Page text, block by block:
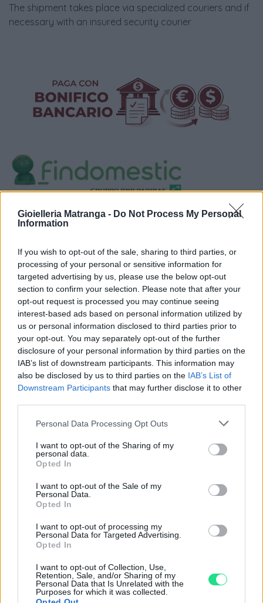
Gioielleria Matranga - Do Not Process My Personal
Information
If you wish to opt-out of the sale, sharing to third parties, or
processing of your personal or sensitive information for
targeted advertising by us, please use the below opt-out
section to confirm your selection. Please note that after your
opt-out request is processed you may continue seeing
interest-based ads based on personal information utilized by
us or personal information disclosed to third parties prior to
your opt-out. You may separately opt-out of the further
disclosure of your personal information by third parties on the
IAB’s list of downstream participants. This information may
also be disclosed by us to third parties on the IAB’s List of
Downstream Participants that may further disclose it to other
Please note that this website/app uses one or more Google
not limited to your visit or usage behaviour. You may click to
grant or deny consent to Google and its third-party tags to
use your data for below specified purposes in below Google
consent section.
Personal Data Processing Opt Outs
I want to opt-out of the Sharing of my
personal data.
Opted In
I want to opt-out of the Sale of my
Personal Data.
Opted In
I want to opt-out of processing my
Personal Data for Targeted Advertising.
Opted In
I want to opt-out of Collection, Use,
Retention, Sale, and/or Sharing of my
Personal Data that Is Unrelated with the
Purposes for which it was collected.
The shipment takes place via specialized couriers and if
necessary with an insured security courier
Visualizza proposte di finanziamento
Caratteristiche Prodotto
iRef:93
Google
4.8
Basato su 410 reviews
Powered byLocalImpact
nostro laboratorio di assistenza.
Spedizione gratuita
per ordini superiori a 150 euro.
Per maggiori dettagli consultate la nostra
all'acquisto
Contattaci per richiedere maggiori